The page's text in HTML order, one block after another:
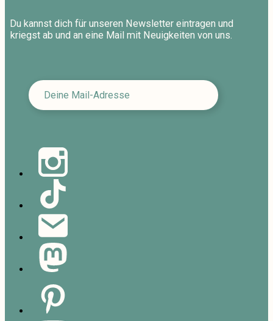
Du kannst dich für unseren Newsletter eintragen und
kriegst ab und an eine Mail mit Neuigkeiten von uns.